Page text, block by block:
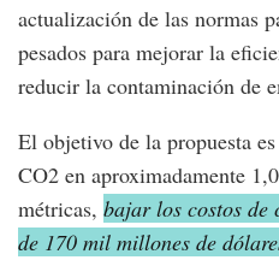
actualización de las normas
pesados para mejorar la
reducir la contaminación de
El objetivo de la propuesta
CO2 en aproximadamente
métricas, bajar los costos de
de 170 mil millones de